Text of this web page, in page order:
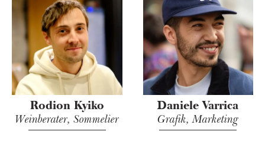
Rodion Kyiko
Weinberater, Sommelier
Daniele Varrica
Grafik, Marketing